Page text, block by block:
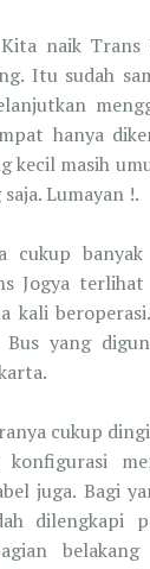
naik Trans
Itu sudah
hanya
kecil masih
Lumayan !.
cukup
Jogya terlihat
kali
yang
cukup
konfigurasi
juga. Bagi
dilengkapi